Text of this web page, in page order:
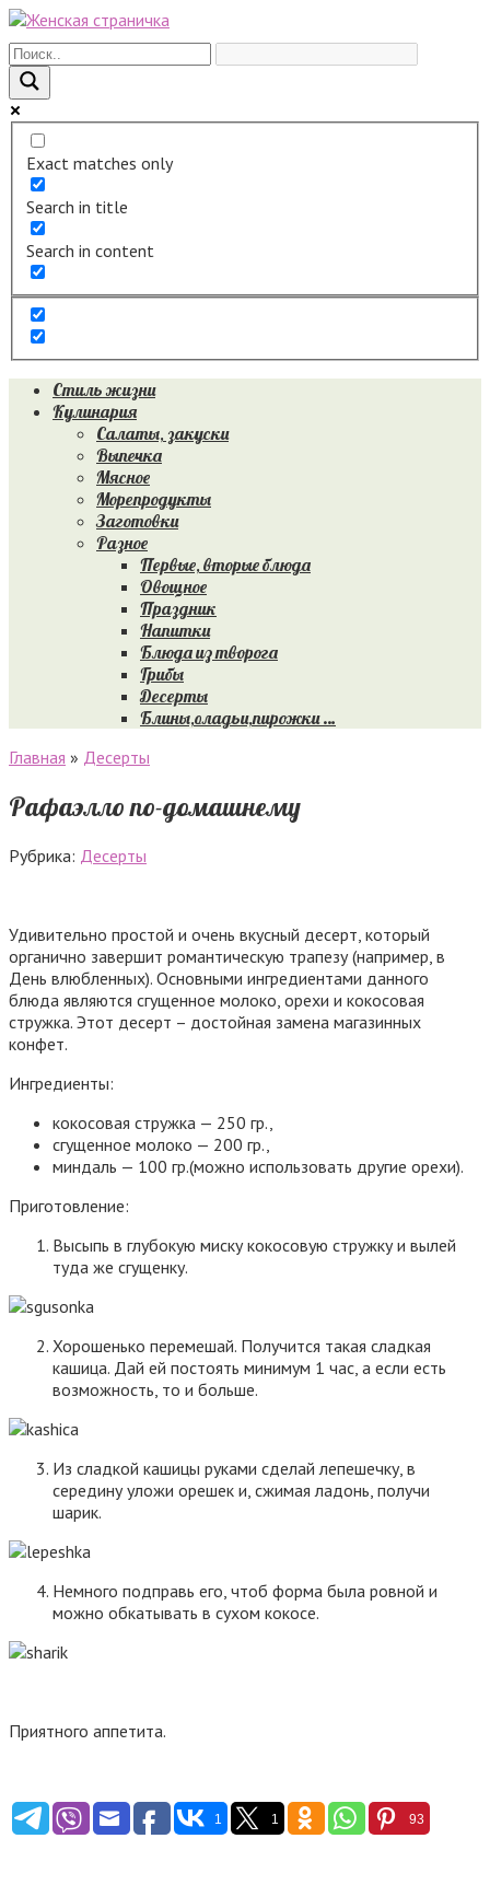
Перейти
к
контенту
Exact matches only
Search in title
Search in content
Стиль жизни
Кулинария
Салаты, закуски
Выпечка
Мясное
Морепродукты
Заготовки
Разное
Первые, вторые блюда
Овощное
Праздник
Напитки
Блюда из творога
Грибы
Десерты
Блины,оладьи,пирожки …
Главная » Десерты
Рафаэлло по-домашнему
Рубрика: Десерты
Удивительно простой и очень вкусный десерт, который
органично завершит романтическую трапезу (например, в
День влюбленных). Основными ингредиентами данного
блюда являются сгущенное молоко, орехи и кокосовая
стружка. Этот десерт – достойная замена магазинных
конфет.
Ингредиенты:
кокосовая стружка — 250 гр.,
сгущенное молоко — 200 гр.,
миндаль — 100 гр.(можно использовать другие орехи).
Приготовление:
Высыпь в глубокую миску кокосовую стружку и вылей
туда же сгущенку.
Хорошенько перемешай. Получится такая сладкая
кашица. Дай ей постоять минимум 1 час, а если есть
возможность, то и больше.
Из сладкой кашицы руками сделай лепешечку, в
середину уложи орешек и, сжимая ладонь, получи
шарик.
Немного подправь его, чтоб форма была ровной и
можно обкатывать в сухом кокосе.
Приятного аппетита.
1 1 93